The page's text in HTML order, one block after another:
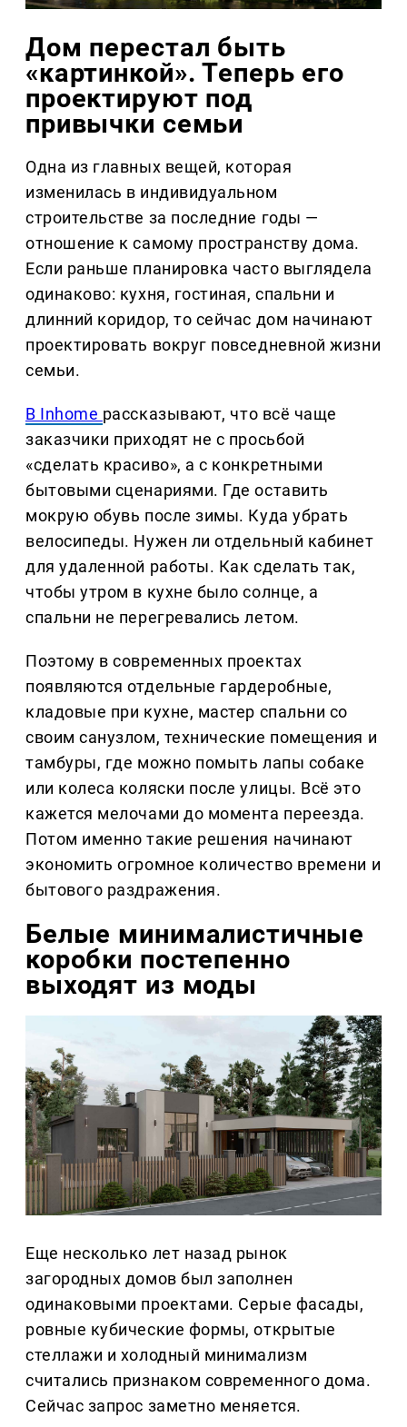
Дом перестал быть
«картинкой». Теперь его
проектируют под
привычки семьи
Одна из главных вещей, которая
изменилась в индивидуальном
строительстве за последние годы —
отношение к самому пространству дома.
Если раньше планировка часто выглядела
одинаково: кухня, гостиная, спальни и
длинний коридор, то сейчас дом начинают
проектировать вокруг повседневной жизни
семьи.
В Inhome рассказывают, что всё чаще
заказчики приходят не с просьбой
«сделать красиво», а с конкретными
бытовыми сценариями. Где оставить
мокрую обувь после зимы. Куда убрать
велосипеды. Нужен ли отдельный кабинет
для удаленной работы. Как сделать так,
чтобы утром в кухне было солнце, а
спальни не перегревались летом.
Поэтому в современных проектах
появляются отдельные гардеробные,
кладовые при кухне, мастер спальни со
своим санузлом, технические помещения и
тамбуры, где можно помыть лапы собаке
или колеса коляски после улицы. Всё это
кажется мелочами до момента переезда.
Потом именно такие решения начинают
экономить огромное количество времени и
бытового раздражения.
Белые минималистичные
коробки постепенно
выходят из моды
Еще несколько лет назад рынок
загородных домов был заполнен
одинаковыми проектами. Серые фасады,
ровные кубические формы, открытые
стеллажи и холодный минимализм
считались признаком современного дома.
Сейчас запрос заметно меняется.